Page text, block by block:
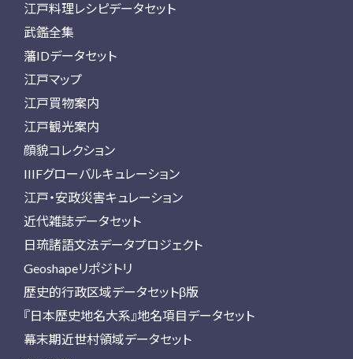
江戸料理レシピデータセット
武鑑全集
藩IDデータセット
江戸マップ
江戸買物案内
江戸観光案内
顔貌コレクション
IIIFグローバルキュレーション
江戸・安政災害キュレーション
近代雑誌データセット
日琉諸語文法データプロジェクト
Geoshapeリポジトリ
歴史的行政区域データセットβ版
『日本歴史地名大系』地名項目データセット
幕末期近世村領域データセット